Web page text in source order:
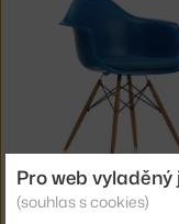
VITRA
3 - 5 týdnů, 18 200 Kč
Pro web
(souhlas s cookies)